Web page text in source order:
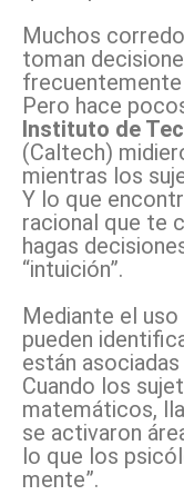
Muchos
toman
frecuentemente
Pero hace
Instituto de
(Caltech)
mientras los
Y lo que
racional que te
hagas
“intuición”.
Mediante el uso
pueden
están
Cuando los
matemáticos,
se activaron
lo que los
mente”.